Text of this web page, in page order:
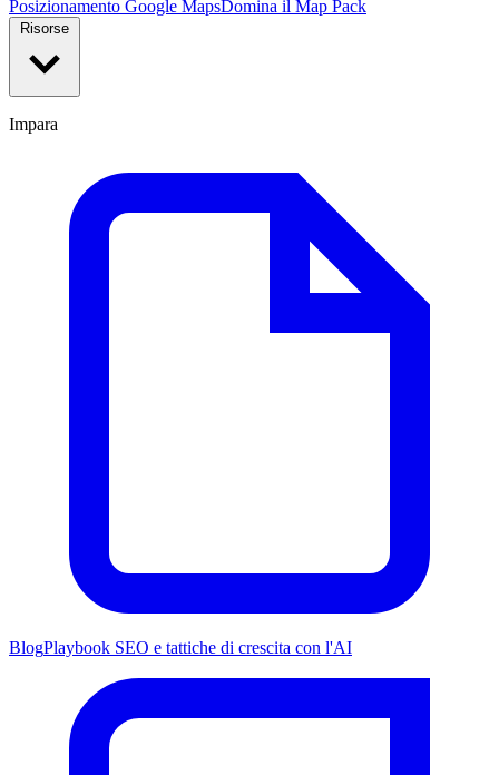
Posizionamento Google MapsDomina il Map Pack
Impara
BlogPlaybook SEO e tattiche di crescita con l'AI